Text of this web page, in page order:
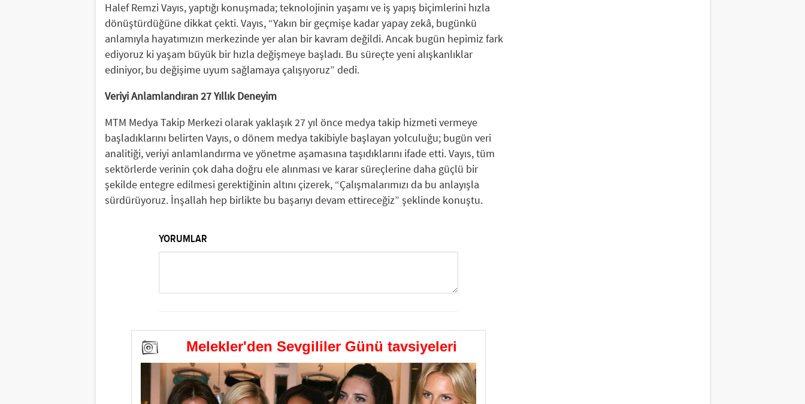
Halef Remzi Vayıs, yaptığı konuşmada; teknolojinin yaşamı ve iş yapış biçimlerini hızla
dönüştürdüğüne dikkat çekti. Vayıs, “Yakın bir geçmişe kadar yapay zekâ, bugünkü
anlamıyla hayatımızın merkezinde yer alan bir kavram değildi. Ancak bugün hepimiz fark
ediyoruz ki yaşam büyük bir hızla değişmeye başladı. Bu süreçte yeni alışkanlıklar
ediniyor, bu değişime uyum sağlamaya çalışıyoruz” dedi.
Veriyi Anlamlandıran 27 Yıllık Deneyim
MTM Medya Takip Merkezi olarak yaklaşık 27 yıl önce medya takip hizmeti vermeye
başladıklarını belirten Vayıs, o dönem medya takibiyle başlayan yolculuğu; bugün veri
analitiği, veriyi anlamlandırma ve yönetme aşamasına taşıdıklarını ifade etti. Vayıs, tüm
sektörlerde verinin çok daha doğru ele alınması ve karar süreçlerine daha güçlü bir
şekilde entegre edilmesi gerektiğinin altını çizerek, “Çalışmalarımızı da bu anlayışla
sürdürüyoruz. İnşallah hep birlikte bu başarıyı devam ettireceğiz” şeklinde konuştu.
YORUMLAR
Melekler'den Sevgililer Günü tavsiyeleri